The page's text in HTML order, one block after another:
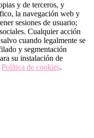
y de terceros, y
la navegación web y
sesiones de usuario;
Cualquier acción
cuando legalmente se
y segmentación
su instalación de
Política de cookies.